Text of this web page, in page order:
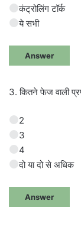
कंट्रोलिंग टॉर्क
ये सभी
Answer
3. कितने फेज वाली
2
3
4
दो या दो से अधिक
Answer